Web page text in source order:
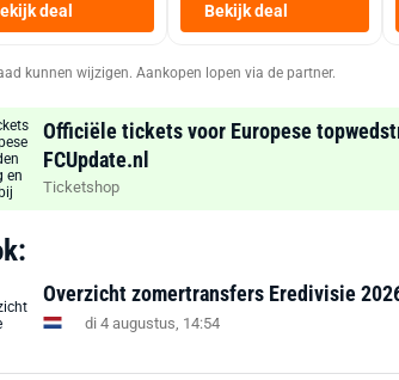
deal Bekijk deal
kunnen wijzigen. Aankopen lopen via de partner.
Officiële tickets voor Europese
FCUpdate.nl
Ticketshop
Overzicht zomertransfers Eredivisie
di 4 augustus, 14:54